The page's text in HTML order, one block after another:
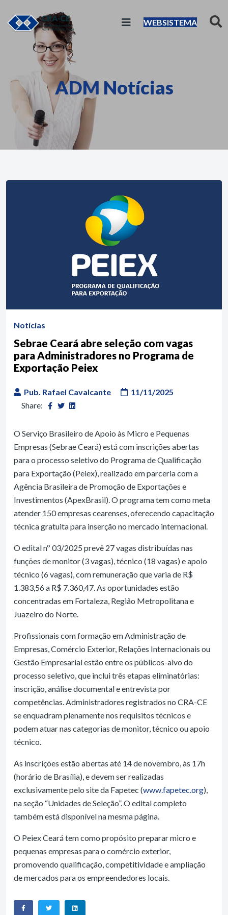
WEBSISTEMA
ADM Notícias
Notícias
Sebrae Ceará abre seleção com vagas
para Administradores no Programa de
Exportação Peiex
Pub. Rafael Cavalcante
11/11/2025
Share:
O Serviço Brasileiro de Apoio às Micro e Pequenas
Empresas (Sebrae Ceará) está com inscrições abertas
para o processo seletivo do Programa de Qualificação
para Exportação (Peiex), realizado em parceria com a
Agência Brasileira de Promoção de Exportações e
Investimentos (ApexBrasil). O programa tem como meta
atender 150 empresas cearenses, oferecendo capacitação
técnica gratuita para inserção no mercado internacional.
O edital nº 03/2025 prevê 27 vagas distribuídas nas
funções de monitor (3 vagas), técnico (18 vagas) e apoio
técnico (6 vagas), com remuneração que varia de R$
1.383,56 a R$ 7.360,47. As oportunidades estão
concentradas em Fortaleza, Região Metropolitana e
Juazeiro do Norte.
Profissionais com formação em Administração de
Empresas, Comércio Exterior, Relações Internacionais ou
Gestão Empresarial estão entre os públicos-alvo do
processo seletivo, que inclui três etapas eliminatórias:
inscrição, análise documental e entrevista por
competências. Administradores registrados no CRA-CE
se enquadram plenamente nos requisitos técnicos e
podem atuar nas categorias de monitor, técnico ou apoio
técnico.
As inscrições estão abertas até 14 de novembro, às 17h
(horário de Brasília), e devem ser realizadas
exclusivamente pelo site da Fapetec (www.fapetec.org),
na seção “Unidades de Seleção”. O edital completo
também está disponível na mesma página.
O Peiex Ceará tem como propósito preparar micro e
pequenas empresas para o comércio exterior,
promovendo qualificação, competitividade e ampliação
de mercados para os empreendedores locais.